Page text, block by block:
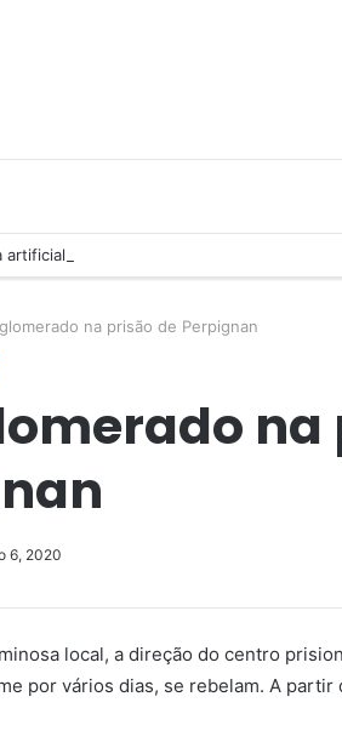
artificial
na prisão de Perpignan
na
6, 2020
local, a direção do centro
por vários dias, se rebelam. A